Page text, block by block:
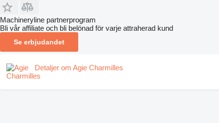
Machineryline partnerprogram
Bli vår affiliate och bli belönad för varje attraherad kund
Se erbjudandet
Detaljer om Agie Charmilles